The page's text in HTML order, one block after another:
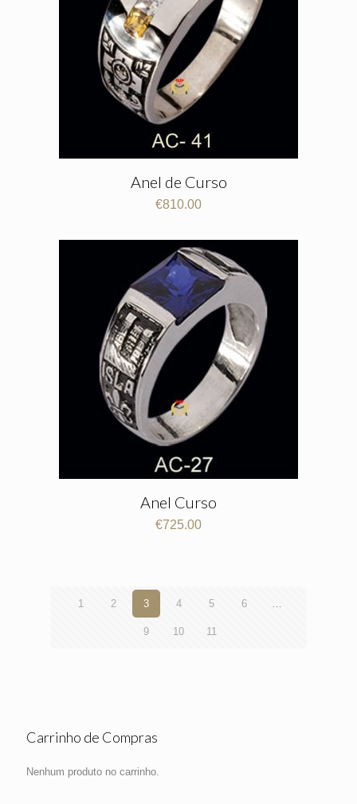
Anel de Curso
€810.00
Anel Curso
€725.00
1 2 3 4 5 6 …
9 10 11
Carrinho de Compras
Nenhum produto no carrinho.